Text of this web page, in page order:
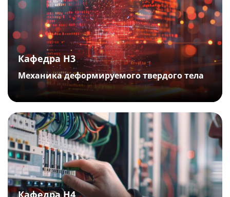
Кафедра Н3
Механика деформируемого твердого тела
Кафедра Н4